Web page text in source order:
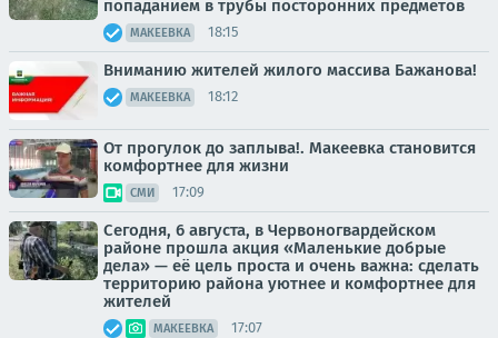
попаданием в трубы посторонних предметов
МАКЕЕВКА 18:15
Вниманию жителей жилого массива Бажанова!
МАКЕЕВКА 18:12
От прогулок до заплыва!. Макеевка становится
комфортнее для жизни
СМИ 17:09
Сегодня, 6 августа, в Червоногвардейском
районе прошла акция «Маленькие добрые
дела» — её цель проста и очень важна: сделать
территорию района уютнее и комфортнее для
жителей
МАКЕЕВКА 17:07